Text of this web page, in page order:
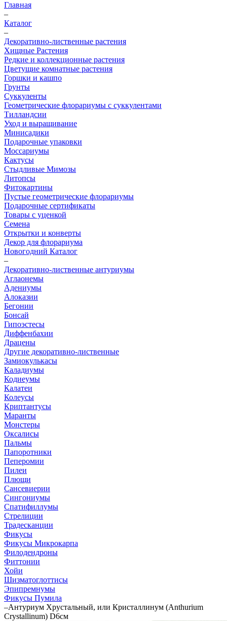
Главная
–
Каталог
–
Декоративно-лиственные растения
Хищные Растения
Редкие и коллекционные растения
Цветущие комнатные растения
Горшки и кашпо
Грунты
Суккуленты
Геометрические флорариумы с суккулентами
Тилландсии
Уход и выращивание
Минисадики
Подарочные упаковки
Моссариумы
Кактусы
Стыдливые Мимозы
Литопсы
Фитокартины
Пустые геометрические флорариумы
Подарочные сертификаты
Товары с уценкой
Семена
Открытки и конверты
Декор для флорариума
Новогодний Каталог
–
Декоративно-лиственные антуриумы
Аглаонемы
Адениумы
Алоказии
Бегонии
Бонсай
Гипоэстесы
Диффенбахии
Драцены
Другие декоративно-лиственные
Замиокулькасы
Каладиумы
Кодиеумы
Калатеи
Колеусы
Криптантусы
Маранты
Монстеры
Оксалисы
Пальмы
Папоротники
Пеперомии
Пилеи
Плющи
Сансевиерии
Сингониумы
Спатифиллумы
Стрелиции
Традесканции
Фикусы
Фикусы Микрокарпа
Филодендроны
Фиттонии
Хойи
Шизматоглоттисы
Эпипремнумы
Фикусы Пумила
–Антуриум Хрустальный, или Кристаллинум (Anthurium
Crystallinum) D6см